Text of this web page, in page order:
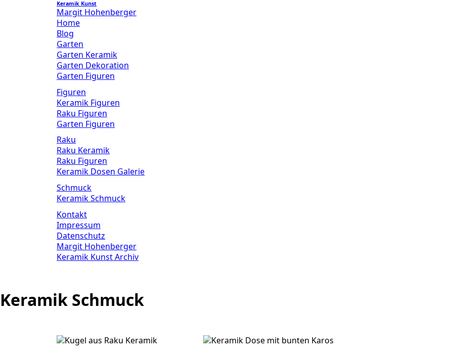
Keramik Kunst
Margit Hohenberger
Home
Blog
Garten
Garten Keramik
Garten Dekoration
Garten Figuren
Figuren
Keramik Figuren
Raku Figuren
Garten Figuren
Raku
Raku Keramik
Raku Figuren
Keramik Dosen Galerie
Schmuck
Keramik Schmuck
Kontakt
Impressum
Datenschutz
Margit Hohenberger
Keramik Kunst Archiv
Keramik Schmuck